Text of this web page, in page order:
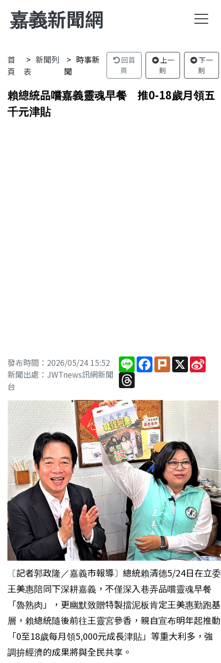
嘉義新聞網
首
頁
新聞列
表
時事新
聞
回首
頁
上一
則
下一
則
賴總統品嚐嘉義靈魂早餐 推0-18歲月領五
千元津貼
發布時間：2026/05/24 15:52
新聞出處：JWTnews訊網新聞
台
LineFacebook
PlurkX Sina
Threads
〔記者郭政隆／嘉義市報導〕總統賴清德5/24日在立委
王美惠陪同下深耕嘉義，不僅深入巷弄品嚐靈魂早餐
「魯熟肉」，更幽默致贈特製擋泥板肯定王美惠勤跑基
層，賴總統隨後前往王靈宮參香，親自宣布明年起推動
「0至18歲每月領5,000元成長津貼」等重大利多，強
調拚經濟的成果將與全民共享。